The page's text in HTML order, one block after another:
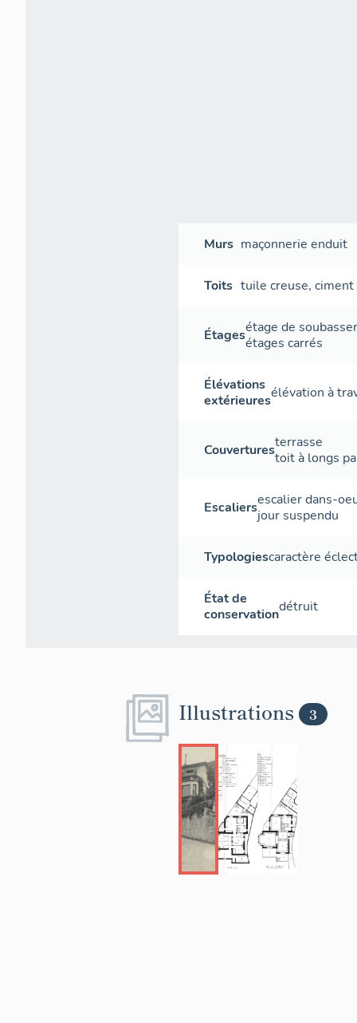
Murs maçonnerie enduit
Toits tuile creuse,ciment
Étagesétage de
étages carrés
Élévations
extérieuresélévation à
Couverturesterrasse
toit à longs
Escaliersescalier dans-
joursuspendu
Typologiescaractère
État de
conservationdétruit
Illustrations 3